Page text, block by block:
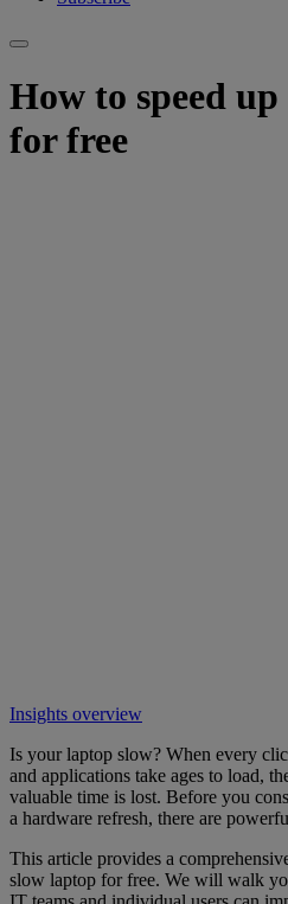
How to speed
for free
Insights overview
Is your laptop slow? When every
and applications take ages to load,
valuable time is lost. Before you
a hardware refresh, there are
This article provides a
slow laptop for free. We will walk